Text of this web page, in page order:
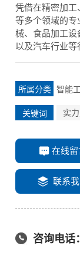
凭借在精密加工
等多个领域的专
械、食品加工设
以及汽车行业等
所属分类 智能
关键词 实
在线留
联系
咨询电话：